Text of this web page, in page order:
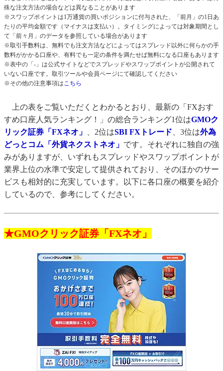
殊な注文方法の場合などは異なることがあります
※スワップポイントは1万通貨の買いポジションに付与された、「前月」の1日あ
たりの平均金額です（マイナスは支払い）。タイミングによっては対象期間とし
て「前々月」のデータを参照している場合があります
※取引手数料は、無料でも注文方法などによってはスプレッド以外に何らかの手
数料がかかる口座や、有料でも一定の条件を満たせば無料になる口座もあります
※表中の「-」は公式サイトなどでスプレッドやスワップポイントが公開されて
いない口座です。取引ツールや会員ページにて確認してください
※その他の注意事項はこちら
上の表をご覧いただくとわかるとおり、最新の「FXおす
すめ口座人気ランキング！」の総合ランキング1位はGMOク
リック証券「FXネオ」
、2位はSBI FXトレード 、3位は外為
どっとコム「外貨ネクストネオ」 です。それぞれに独自の強
みがありますが、いずれもスプレッドやスワップポイントが
業界上位の水準で安定して提供されており、そのほかのサー
ビスも相対的に充実しています。以下に各口座の概要を紹介
しているので、参考にしてください。
★GMOクリック証券「FXネオ」